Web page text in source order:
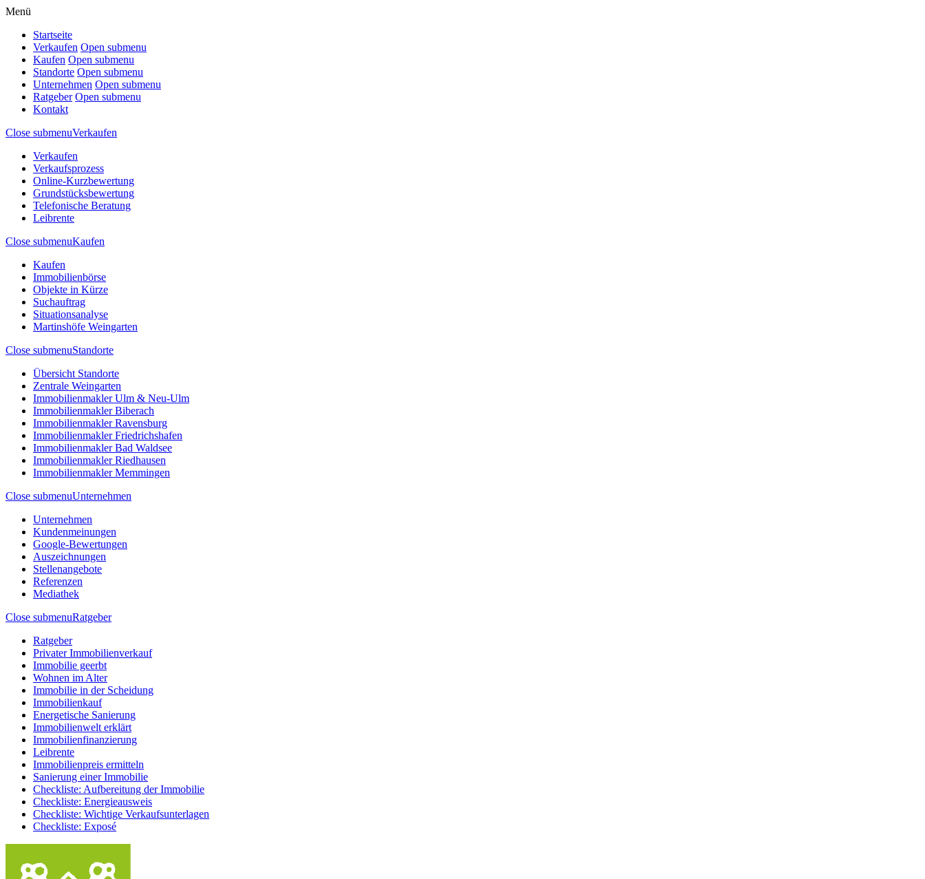
Menü
Startseite
Verkaufen Open submenu
Kaufen Open submenu
Standorte Open submenu
Unternehmen Open submenu
Ratgeber Open submenu
Kontakt
Close submenuVerkaufen
Verkaufen
Verkaufsprozess
Online-Kurzbewertung
Grundstücksbewertung
Telefonische Beratung
Leibrente
Close submenuKaufen
Kaufen
Immobilienbörse
Objekte in Kürze
Suchauftrag
Situationsanalyse
Martinshöfe Weingarten
Close submenuStandorte
Übersicht Standorte
Zentrale Weingarten
Immobilienmakler Ulm & Neu-Ulm
Immobilienmakler Biberach
Immobilienmakler Ravensburg
Immobilienmakler Friedrichshafen
Immobilienmakler Bad Waldsee
Immobilienmakler Riedhausen
Immobilienmakler Memmingen
Close submenuUnternehmen
Unternehmen
Kundenmeinungen
Google-Bewertungen
Auszeichnungen
Stellenangebote
Referenzen
Mediathek
Close submenuRatgeber
Ratgeber
Privater Immobilienverkauf
Immobilie geerbt
Wohnen im Alter
Immobilie in der Scheidung
Immobilienkauf
Energetische Sanierung
Immobilienwelt erklärt
Immobilienfinanzierung
Leibrente
Immobilienpreis ermitteln
Sanierung einer Immobilie
Checkliste: Aufbereitung der Immobilie
Checkliste: Energieausweis
Checkliste: Wichtige Verkaufsunterlagen
Checkliste: Exposé